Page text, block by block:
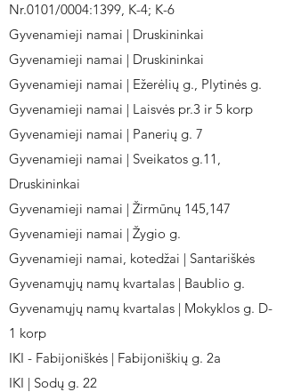
Nr.0101/0004:1399, K-4; K-6
Gyvenamieji namai | Druskininkai
Gyvenamieji namai | Druskininkai
Gyvenamieji namai | Ežerėlių g., Plytinės g.
Gyvenamieji namai | Laisvės pr.3 ir 5 korp
Gyvenamieji namai | Panerių g. 7
Gyvenamieji namai | Sveikatos g.11,
Druskininkai
Gyvenamieji namai | Žirmūnų 145,147
Gyvenamieji namai | Žygio g.
Gyvenamieji namai, kotedžai | Santariškės
Gyvenamųjų namų kvartalas | Baublio g.
Gyvenamųjų namų kvartalas | Mokyklos g. D-
1 korp
IKI - Fabijoniškės | Fabijoniškių g. 2a
IKI | Sodų g. 22